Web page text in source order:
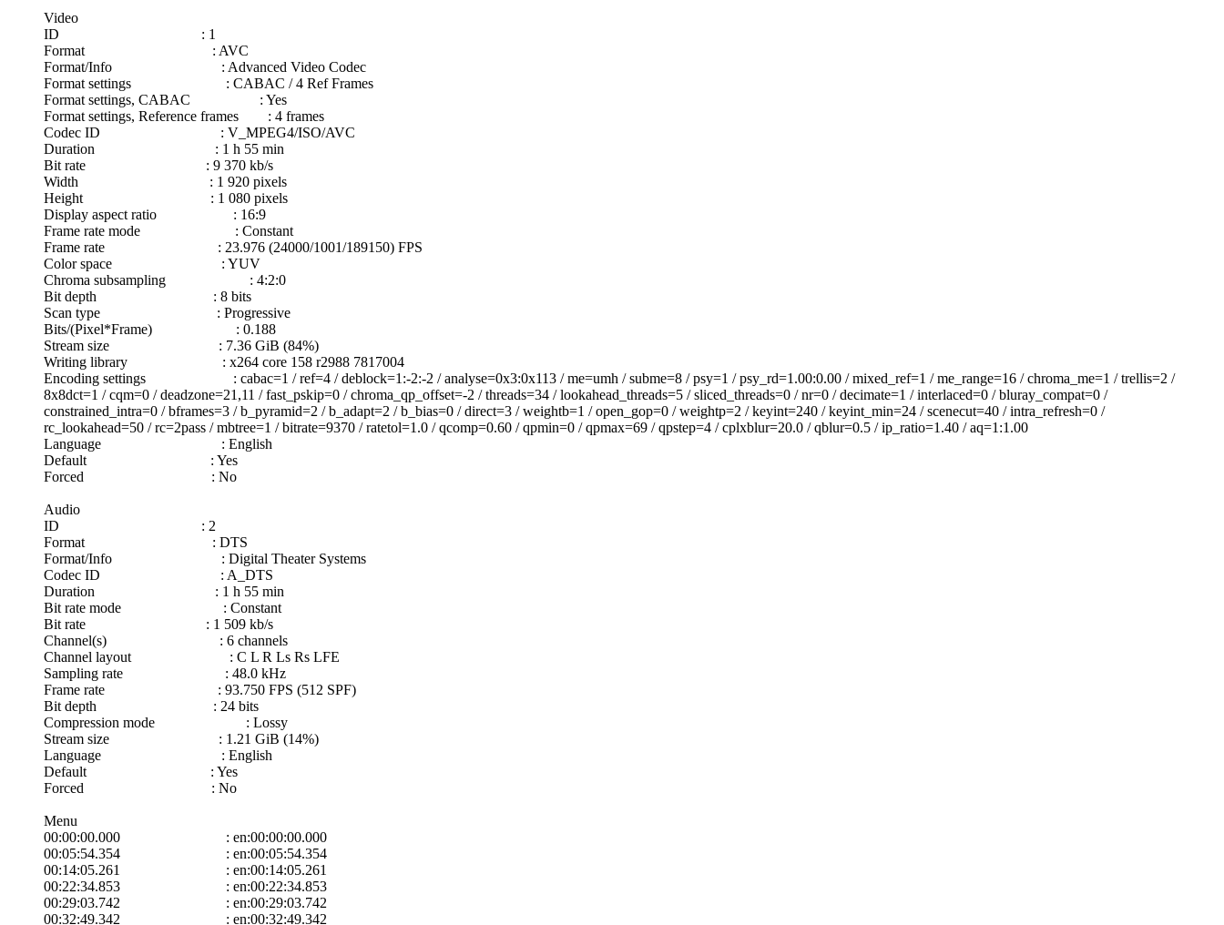
Video
ID : 1
Format : AVC
Format/Info : Advanced Video Codec
Format settings : CABAC / 4 Ref Frames
Format settings, CABAC : Yes
Format settings, Reference frames : 4 frames
Codec ID : V_MPEG4/ISO/AVC
Duration : 1 h 55 min
Bit rate : 9 370 kb/s
Width : 1 920 pixels
Height : 1 080 pixels
Display aspect ratio : 16:9
Frame rate mode : Constant
Frame rate : 23.976 (24000/1001/189150) FPS
Color space : YUV
Chroma subsampling : 4:2:0
Bit depth : 8 bits
Scan type : Progressive
Bits/(Pixel*Frame) : 0.188
Stream size : 7.36 GiB (84%)
Writing library : x264 core 158 r2988 7817004
Encoding settings : cabac=1 / ref=4 / deblock=1:-2:-2 / analyse=0x3:0x113 / me=umh / subme=8 / psy=1 / psy_rd=1.00:0.00 / mixed_ref=1 / me_range=16 / chroma_me=1 / trellis=2 /
8x8dct=1 / cqm=0 / deadzone=21,11 / fast_pskip=0 / chroma_qp_offset=-2 / threads=34 / lookahead_threads=5 / sliced_threads=0 / nr=0 / decimate=1 / interlaced=0 / bluray_compat=0 /
constrained_intra=0 / bframes=3 / b_pyramid=2 / b_adapt=2 / b_bias=0 / direct=3 / weightb=1 / open_gop=0 / weightp=2 / keyint=240 / keyint_min=24 / scenecut=40 / intra_refresh=0 /
rc_lookahead=50 / rc=2pass / mbtree=1 / bitrate=9370 / ratetol=1.0 / qcomp=0.60 / qpmin=0 / qpmax=69 / qpstep=4 / cplxblur=20.0 / qblur=0.5 / ip_ratio=1.40 / aq=1:1.00
Language : English
Default : Yes
Forced : No
Audio
ID : 2
Format : DTS
Format/Info : Digital Theater Systems
Codec ID : A_DTS
Duration : 1 h 55 min
Bit rate mode : Constant
Bit rate : 1 509 kb/s
Channel(s) : 6 channels
Channel layout : C L R Ls Rs LFE
Sampling rate : 48.0 kHz
Frame rate : 93.750 FPS (512 SPF)
Bit depth : 24 bits
Compression mode : Lossy
Stream size : 1.21 GiB (14%)
Language : English
Default : Yes
Forced : No
Menu
00:00:00.000 : en:00:00:00.000
00:05:54.354 : en:00:05:54.354
00:14:05.261 : en:00:14:05.261
00:22:34.853 : en:00:22:34.853
00:29:03.742 : en:00:29:03.742
00:32:49.342 : en:00:32:49.342